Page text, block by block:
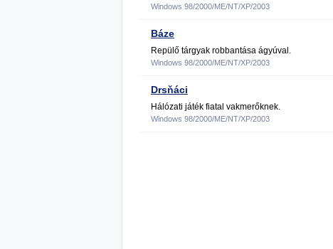
Windows 98/2000/ME/NT/XP/2003
Báze
Repülő tárgyak robbantása ágyúval.
Windows 98/2000/ME/NT/XP/2003
Drsňáci
Hálózati játék fiatal vakmerőknek.
Windows 98/2000/ME/NT/XP/2003